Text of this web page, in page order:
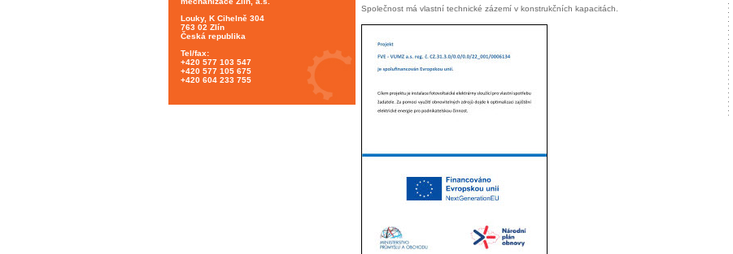
Louky, K Cihelně 304
763 02 Zlín
Česká republika
Tel/fax:
+420 577 103 547
+420 577 105 675
+420 604 233 755
Společnost má vlastní technické zázemí v konstrukčních kapacitách.